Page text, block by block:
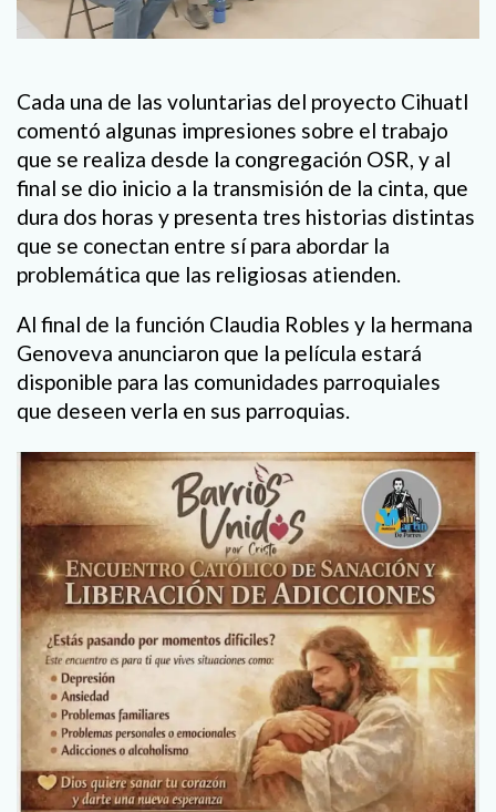
Cada una de las voluntarias del proyecto Cihuatl
comentó algunas impresiones sobre el trabajo
que se realiza desde la congregación OSR, y al
final se dio inicio a la transmisión de la cinta, que
dura dos horas y presenta tres historias distintas
que se conectan entre sí para abordar la
problemática que las religiosas atienden.
Al final de la función Claudia Robles y la hermana
Genoveva anunciaron que la película estará
disponible para las comunidades parroquiales
que deseen verla en sus parroquias.